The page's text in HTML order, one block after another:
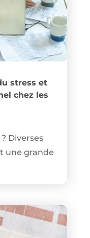
stress et
chez les
Diverses
une grande